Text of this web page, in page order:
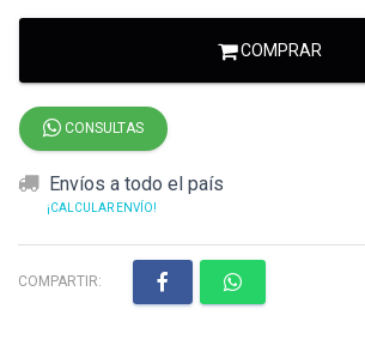
COMPRAR
CONSULTAS
Envíos a todo el país
¡CALCULAR ENVÍO!
COMPARTIR: